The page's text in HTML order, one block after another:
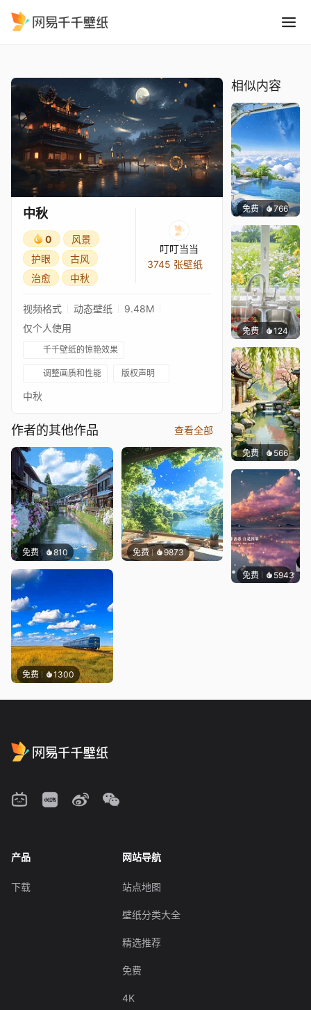
中秋
0
风景
护眼
古风
治愈
中秋
叮叮当当
3745 张壁纸
视频格式 动态壁纸
9.48M
仅个人使用
千千壁纸的惊艳效果
调整画质和性能 版权声明
中秋
作者的其他作品 查看全部
免费 810 免费 9873
免费 1300
相似内容
免费 766豆子
免费 124豆子
免费 566渔小小
免费 5943冰茶
产品
下载
网站导航
站点地图
壁纸分类大全
精选推荐
免费
4K